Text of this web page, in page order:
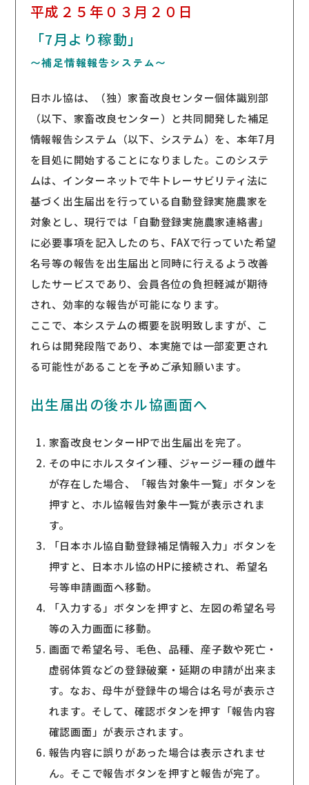
平成２５年０３月２０日
「7月より稼動」
〜補足情報報告システム〜
日ホル協は、（独）家畜改良センター個体識別部
（以下、家畜改良センター）と共同開発した補足
情報報告システム（以下、システム）を、本年7月
を目処に開始することになりました。このシステ
ムは、インターネットで牛トレーサビリティ法に
基づく出生届出を行っている自動登録実施農家を
対象とし、現行では「自動登録実施農家連絡書」
に必要事項を記入したのち、FAXで行っていた希望
名号等の報告を出生届出と同時に行えるよう改善
したサービスであり、会員各位の負担軽減が期待
され、効率的な報告が可能になります。
ここで、本システムの概要を説明致しますが、こ
れらは開発段階であり、本実施では一部変更され
る可能性があることを予めご承知願います。
出生届出の後ホル協画面へ
家畜改良センターHPで出生届出を完了。
その中にホルスタイン種、ジャージー種の雌牛
が存在した場合、「報告対象牛一覧」ボタンを
押すと、ホル協報告対象牛一覧が表示されま
す。
「日本ホル協自動登録補足情報入力」ボタンを
押すと、日本ホル協のHPに接続され、希望名
号等申請画面へ移動。
「入力する」ボタンを押すと、左図の希望名号
等の入力画面に移動。
画面で希望名号、毛色、品種、産子数や死亡・
虚弱体質などの登録破棄・延期の申請が出来ま
す。なお、母牛が登録牛の場合は名号が表示さ
れます。そして、確認ボタンを押す「報告内容
確認画面」が表示されます。
報告内容に誤りがあった場合は表示されませ
ん。そこで報告ボタンを押すと報告が完了。